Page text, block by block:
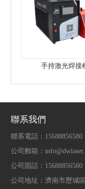
手持激光焊接
聯系我們
聯系電話： 15688856580
公司郵箱：
公司固話： 15688856580
公司地址：濟南市歷城